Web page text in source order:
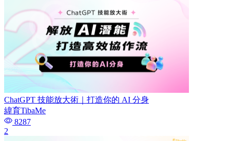
ChatGPT 技能放大術｜打造你的 AI 分身
緯育TibaMe
8287
2